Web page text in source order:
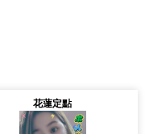
花蓮定點